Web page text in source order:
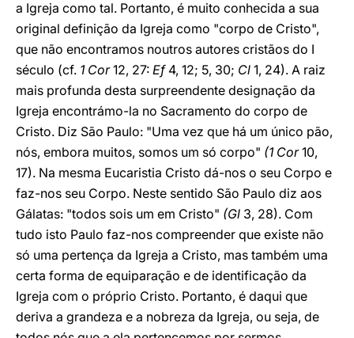
a Igreja como tal. Portanto, é muito conhecida a sua
original definição da Igreja como "corpo de Cristo",
que não encontramos noutros autores cristãos do I
século (cf. 1 Cor12, 27: Ef4, 12; 5, 30; Cl 1, 24). A raiz
mais profunda desta surpreendente designação da
Igreja encontrámo-la no Sacramento do corpo de
Cristo. Diz São Paulo: "Uma vez que há um único pão,
nós, embora muitos, somos um só corpo" (1 Cor10,
17). Na mesma Eucaristia Cristo dá-nos o seu Corpo e
faz-nos seu Corpo. Neste sentido São Paulo diz aos
Gálatas: "todos sois um em Cristo" (Gl 3, 28). Com
tudo isto Paulo faz-nos compreender que existe não
só uma pertença da Igreja a Cristo, mas também uma
certa forma de equiparação e de identificação da
Igreja com o próprio Cristo. Portanto, é daqui que
deriva a grandeza e a nobreza da Igreja, ou seja, de